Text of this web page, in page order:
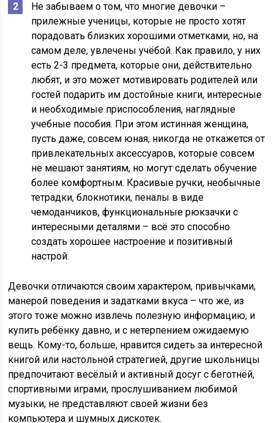
Не забываем о том, что многие девочки –
прилежные ученицы, которые не просто хотят
порадовать близких хорошими отметками, но, на
самом деле, увлечены учёбой. Как правило, у них
есть 2-3 предмета, которые они, действительно
любят, и это может мотивировать родителей или
гостей подарить им достойные книги, интересные
и необходимые приспособления, наглядные
учебные пособия. При этом истинная женщина,
пусть даже, совсем юная, никогда не откажется от
привлекательных аксессуаров, которые совсем
не мешают занятиям, но могут сделать обучение
более комфортным. Красивые ручки, необычные
тетрадки, блокнотики, пеналы в виде
чемоданчиков, функциональные рюкзачки с
интересными деталями – всё это способно
создать хорошее настроение и позитивный
настрой.
Девочки отличаются своим характером, привычками,
манерой поведения и задатками вкуса – что же, из
этого тоже можно извлечь полезную информацию, и
купить ребёнку давно, и с нетерпением ожидаемую
вещь. Кому-то, больше, нравится сидеть за интересной
книгой или настольной стратегией, другие школьницы
предпочитают весёлый и активный досуг с беготнёй,
спортивными играми, прослушиванием любимой
музыки, не представляют своей жизни без
компьютера и шумных дискотек.